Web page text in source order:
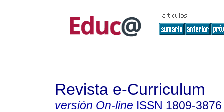
Revista e-Curriculum
versión On-line ISSN 1809-3876